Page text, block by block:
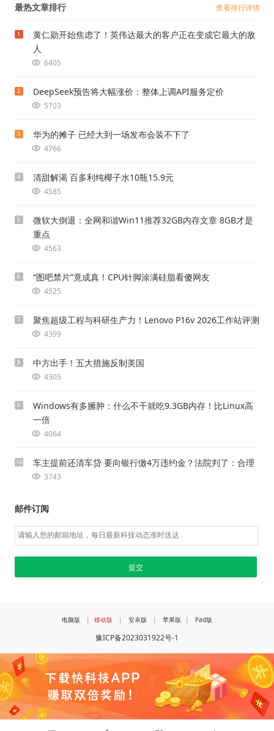
最热文章排行 查看排行详情
1
黄仁勋开始焦虑了！英伟达最大的客户正在变成它最大的敌
人
6405
2 DeepSeek预告将大幅涨价：整体上调API服务定价
5703
3 华为的摊子 已经大到一场发布会装不下了
4766
4 清甜解渴 百多利纯椰子水10瓶15.9元
4585
5
微软大倒退：全网和谐Win11推荐32GB内存文章 8GB才是
重点
4563
6 “图吧禁片”竟成真！CPU针脚涂满硅脂看傻网友
4525
7 聚焦超级工程与科研生产力！Lenovo P16v 2026工作站评测
4399
8 中方出手！五大措施反制美国
4305
9
Windows有多臃肿：什么不干就吃9.3GB内存！比Linux高
一倍
4064
10 车主提前还清车贷 要向银行缴4万违约金？法院判了：合理
3743
邮件订阅
电脑版 | 移动版 | 安卓版 | 苹果版 | Pad版
豫ICP备2023031922号-1